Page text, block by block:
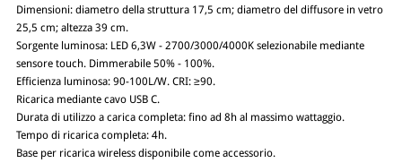
Dimensioni: diametro della struttura 17,5 cm; diametro del diffusore in vetro
25,5 cm; altezza 39 cm.
Sorgente luminosa: LED 6,3W - 2700/3000/4000K selezionabile mediante
sensore touch. Dimmerabile 50% - 100%.
Efficienza luminosa: 90-100L/W. CRI: ≥90.
Ricarica mediante cavo USB C.
Durata di utilizzo a carica completa: fino ad 8h al massimo wattaggio.
Tempo di ricarica completa: 4h.
Base per ricarica wireless disponibile come accessorio.